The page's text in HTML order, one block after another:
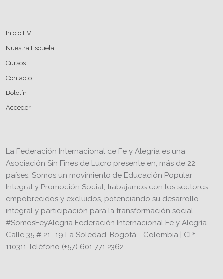
Inicio EV
Nuestra Escuela
Cursos
Contacto
Boletín
Acceder
La Federación Internacional de Fe y Alegría es una
Asociación Sin Fines de Lucro presente en, más de 22
países. Somos un movimiento de Educación Popular
Integral y Promoción Social, trabajamos con los sectores
empobrecidos y excluidos, potenciando su desarrollo
integral y participación para la transformación social.
#SomosFeyAlegria Federación Internacional Fe y Alegría.
Calle 35 # 21 -19 La Soledad, Bogotá - Colombia | CP:
110311 Teléfono (+57) 601 771 2362